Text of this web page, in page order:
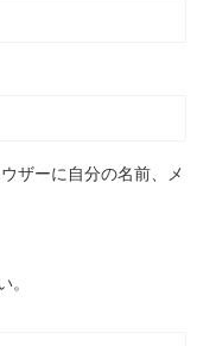
ザーに自分の名前、メ
。